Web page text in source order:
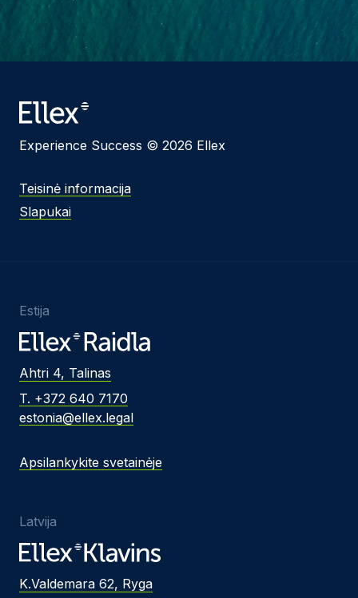
Experience Success © 2026 Ellex
Teisinė informacija
Slapukai
Estija
Ahtri 4, Talinas
T. +372 640 7170
estonia@ellex.legal
Apsilankykite svetainėje
Latvija
K.Valdemara 62, Ryga